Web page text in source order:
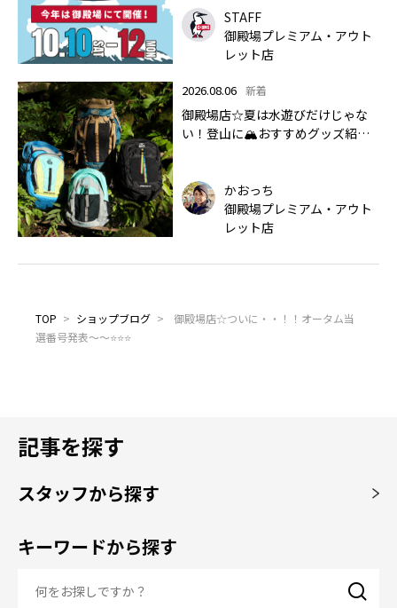
STAFF
御殿場プレミアム・アウト
レット店
2026.08.06 新着
御殿場店☆夏は水遊びだけじゃな
い！登山に🏔おすすめグッズ紹介
かおっち
御殿場プレミアム・アウト
レット店
TOP > ショップブログ >
御殿場店☆ついに・・！！オータム当
選番号発表～～⭐⭐⭐
記事を探す
スタッフから探す
キーワードから探す